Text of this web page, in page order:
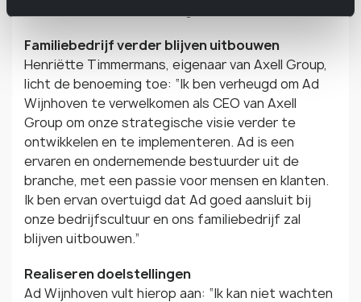
Familiebedrijf verder blijven uitbouwen
Henriëtte Timmermans, eigenaar van Axell Group,
licht de benoeming toe: “Ik ben verheugd om Ad
Wijnhoven te verwelkomen als CEO van Axell
Group om onze strategische visie verder te
ontwikkelen en te implementeren. Ad is een
ervaren en ondernemende bestuurder uit de
branche, met een passie voor mensen en klanten.
Ik ben ervan overtuigd dat Ad goed aansluit bij
onze bedrijfscultuur en ons familiebedrijf zal
blijven uitbouwen.”
Realiseren doelstellingen
Ad Wijnhoven vult hierop aan: “Ik kan niet wachten